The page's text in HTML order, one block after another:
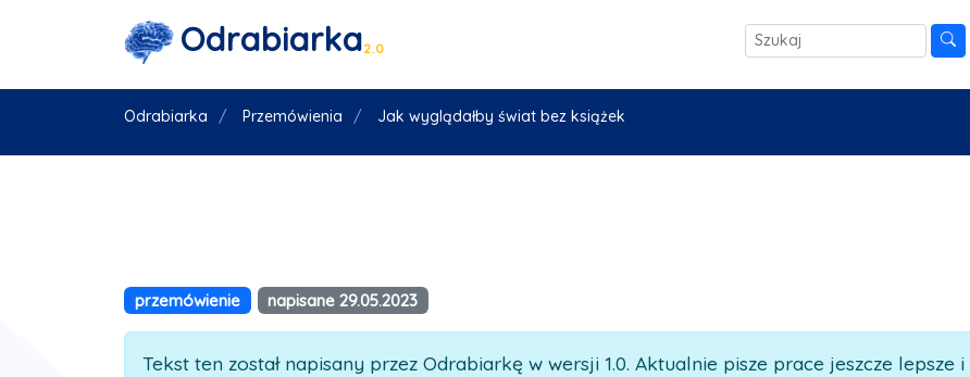
Odrabiarka2.0
Odrabiarka Przemówienia Jak wyglądałby świat bez książek
przemówienie napisane 29.05.2023
Tekst ten został napisany przez Odrabiarkę w wersji 1.0. Aktualnie pisze prace jeszcze lepsze i